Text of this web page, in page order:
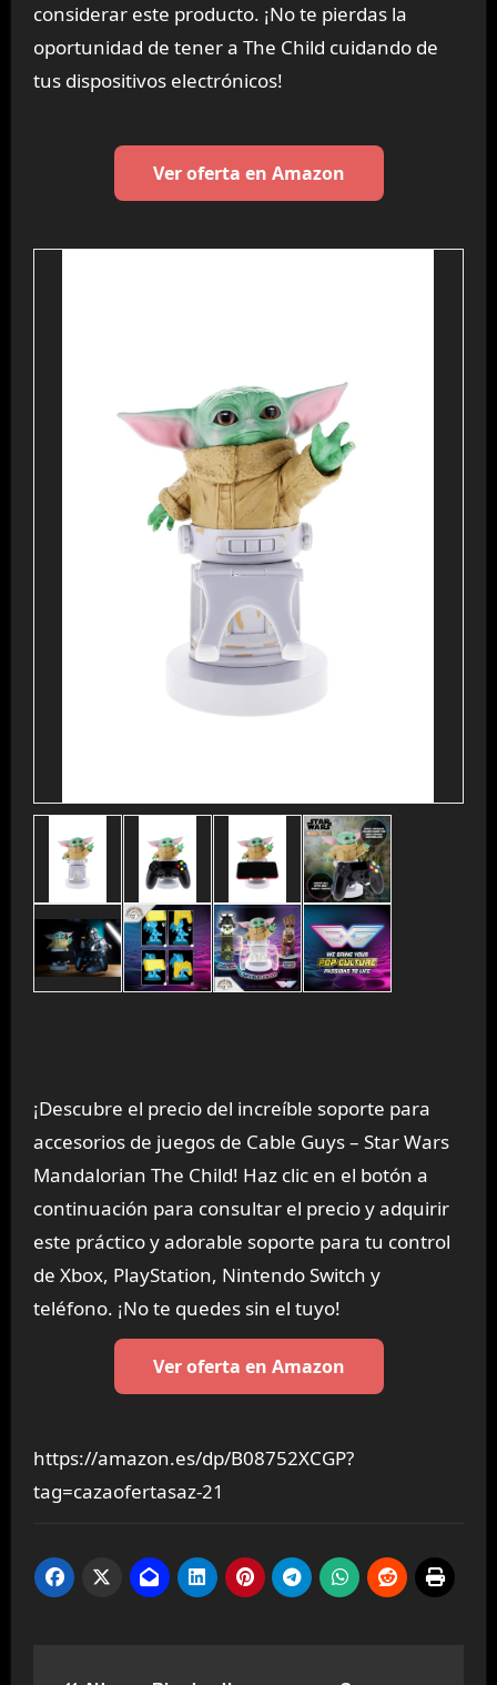
considerar este producto. ¡No te pierdas la
oportunidad de tener a The Child cuidando de
tus dispositivos electrónicos!
Ver oferta en Amazon
¡Descubre el precio del increíble soporte para
accesorios de juegos de Cable Guys – Star Wars
Mandalorian The Child! Haz clic en el botón a
continuación para consultar el precio y adquirir
este práctico y adorable soporte para tu control
de Xbox, PlayStation, Nintendo Switch y
teléfono. ¡No te quedes sin el tuyo!
Ver oferta en Amazon
https://amazon.es/dp/B08752XCGP?
tag=cazaofertasaz-21